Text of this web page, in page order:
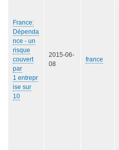
France:
Dépenda
nce - un
risque
couvert
par
1 entrepr
ise sur
10
2015-06-
08
france